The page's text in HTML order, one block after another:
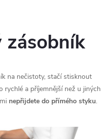
na nečistoty, stačí stisknout
rychlé a příjemnější než u jiných
nepřijdete do přímého styku.